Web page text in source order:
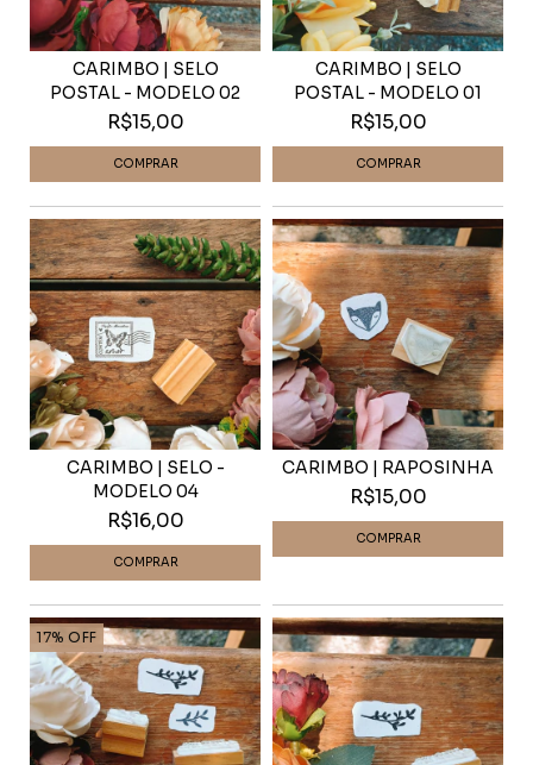
CARIMBO | SELO
POSTAL - MODELO 02
R$15,00
CARIMBO | SELO
POSTAL - MODELO 01
R$15,00
CARIMBO | SELO -
MODELO 04
R$16,00
CARIMBO | RAPOSINHA
R$15,00
17% OFF